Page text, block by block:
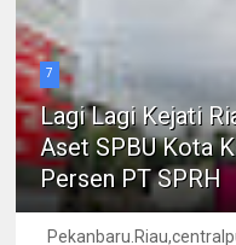
7
Lagi Lagi Kejati
Aset SPBU Kota
Persen PT SPRH